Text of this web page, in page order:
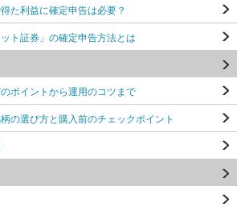
た利益に確定申告は必要？
ト証券」の確定申告方法とは
ポイントから運用のコツまで
の選び方と購入前のチェックポイント